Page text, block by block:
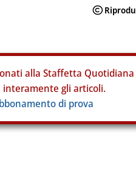
alla Staffetta Quotidiana
interamente gli articoli.
di prova